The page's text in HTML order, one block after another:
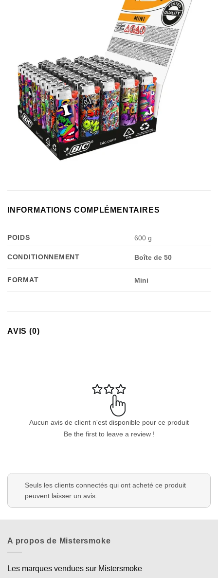
INFORMATIONS COMPLÉMENTAIRES
POIDS 600 g
CONDITIONNEMENT Boîte de 50
FORMAT Mini
AVIS (0)
Aucun avis de client n'est disponible pour ce produit
Be the first to leave a review !
Seuls les clients connectés qui ont acheté ce produit
peuvent laisser un avis.
A propos de Mistersmoke
Les marques vendues sur Mistersmoke